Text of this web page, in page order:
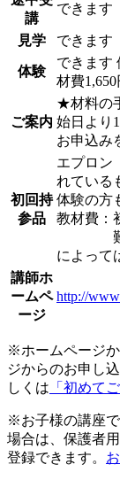
講
できます
見学 できます
体験
できます
材費
ご案内
★材料の
始日より
お申込み
初回持
参品
エプロン
れている
体験の方
教材費：
難易度
によって
講師ホ
ームペ
ージ
http://
※ホームページ
ジからのお申し
しくは 「初めて
※お子様の講座
場合は、保護者
登録できます。